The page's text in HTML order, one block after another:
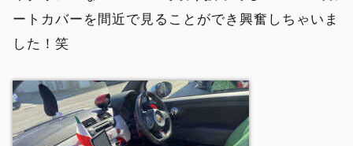
ートカバーを間近で見ることができ興奮しちゃいま
した！笑